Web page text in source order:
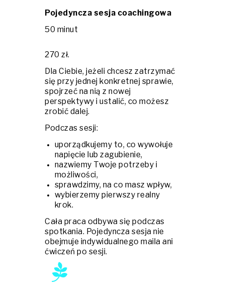
Pojedyncza sesja coachingowa
50 minut
270 zł.
Dla Ciebie, jeżeli chcesz zatrzymać
się przy jednej konkretnej sprawie,
spojrzeć na nią z nowej
perspektywy i ustalić, co możesz
zrobić dalej.
Podczas sesji:
uporządkujemy to, co wywołuje
napięcie lub zagubienie,
nazwiemy Twoje potrzeby i
możliwości,
sprawdzimy, na co masz wpływ,
wybierzemy pierwszy realny
krok.
Cała praca odbywa się podczas
spotkania. Pojedyncza sesja nie
obejmuje indywidualnego maila ani
ćwiczeń po sesji.